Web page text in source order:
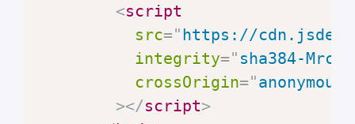
<script
src=" https://
integrity=" sha384-
crossOrigin="anonymous
></script>